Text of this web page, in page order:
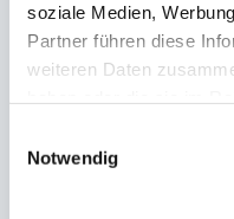
soziale Medien,
Partner führen diese
weiteren Daten
Notwendig
25 von 155 Dokumenten